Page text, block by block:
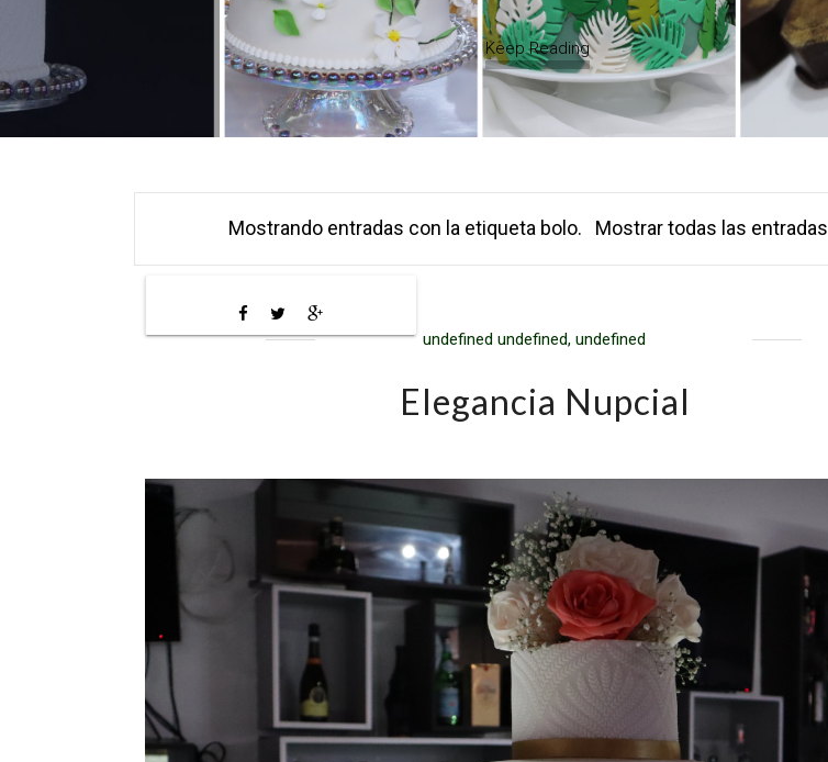
Keep Reading
Mostrando entradas con la etiqueta bolo. Mostrar todas las entradas
undefined undefined, undefined
Elegancia Nupcial